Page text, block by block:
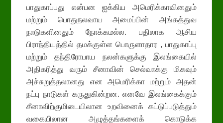
பாதுகாப்பது என்பன ஐக்கிய அமெரிக்காவினதும்
மற்றும் பொதுநலவாய அமைப்பின் அங்கத்துவ
நாடுகளினதும் நோக்கமல்ல. பதிலாக ஆசிய
பிராந்தியத்தில் தமக்குள்ள பொருளாதார , பாதுகாப்பு
மற்றும் தந்திரோபாய நலன்களுக்கு இலங்கையில்
அதிகரித்து வரும் சீனாவின் செல்வாக்கு மிகவும்
அச்சுறுத்தலானது என அமெரிக்கா மற்றும் அதன்
நட்பு நாடுகள் கருதுகின்றன. எனவே இலங்கைக்கும்
சீனாவிற்குமிடையிலான உறவினைக் கட்டுப்படுத்தும்
வகையிலான அழுத்தங்களைக் கொடுக்க